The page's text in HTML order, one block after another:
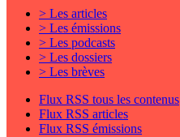
> Les articles
> Les émissions
> Les podcasts
> Les dossiers
> Les brèves
Flux RSS tous les contenus
Flux RSS articles
Flux RSS émissions